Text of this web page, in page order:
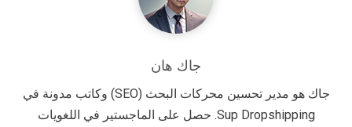
جاك هان
جاك هو مدير تحسين محركات البحث (SEO) وكاتب مدونة في
Sup Dropshipping. حصل على الماجستير في اللغويات